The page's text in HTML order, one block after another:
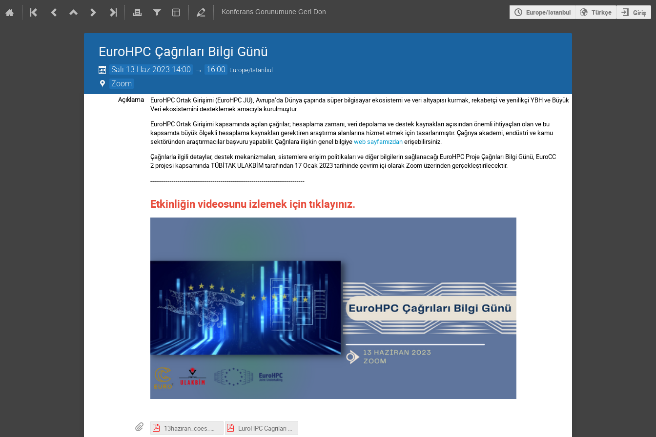
Konferans Görünümüne Geri Dön Europe/Istanbul Türkçe Giriş
EuroHPC Çağrıları Bilgi Günü
Salı 13 Haz 2023 14:00 → 16:00 Europe/Istanbul
Zoom
Açıklama
EuroHPC Ortak Girişimi (EuroHPC JU), Avrupa’da Dünya çapında süper bilgisayar ekosistemi ve veri altyapısı kurmak, rekabetçi ve yenilikçi YBH ve Büyük
Veri ekosistemini desteklemek amacıyla kurulmuştur.
EuroHPC Ortak Girişimi kapsamında açılan çağrılar; hesaplama zamanı, veri depolama ve destek kaynakları açısından önemli ihtiyaçları olan ve bu
kapsamda büyük ölçekli hesaplama kaynakları gerektiren araştırma alanlarına hizmet etmek için tasarlanmıştır. Çağrıya akademi, endüstri ve kamu
sektöründen araştırmacılar başvuru yapabilir. Çağrılara ilişkin genel bilgiyeweb sayfamızdanerişebilirsiniz.
Çağrılarla ilgili detaylar, destek mekanizmaları, sistemlere erişim politikaları ve diğer bilgilerin sağlanacağı EuroHPC Proje Çağrıları Bilgi Günü, EuroCC
2 projesi kapsamında TÜBİTAK ULAKBİM tarafından 17 Ocak 2023 tarihinde çevrim içi olarak Zoom üzerinden gerçekleştirilecektir.
-------------------------------------------------------------------------------
Etkinliğin videosunu izlemek için tıklayınız.
13haziran_coes_md.pdf EuroHPC Cagrilari Infoday_13haziran.pdf